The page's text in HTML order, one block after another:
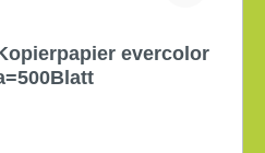
evercolor
1Pa=500Blatt